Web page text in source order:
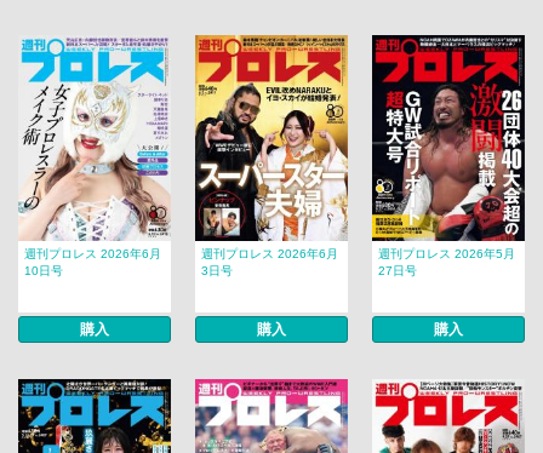
週刊プロレス 2026年6月
10日号
購入
週刊プロレス 2026年6月
3日号
購入
週刊プロレス 2026年5月
27日号
購入